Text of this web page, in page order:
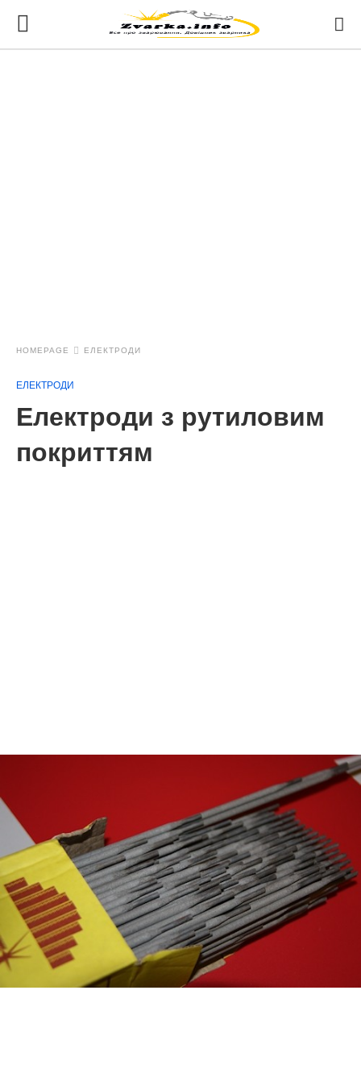
HOMEPAGE ЕЛЕКТРОДИ
ЕЛЕКТРОДИ
Електроди з рутиловим
покриттям